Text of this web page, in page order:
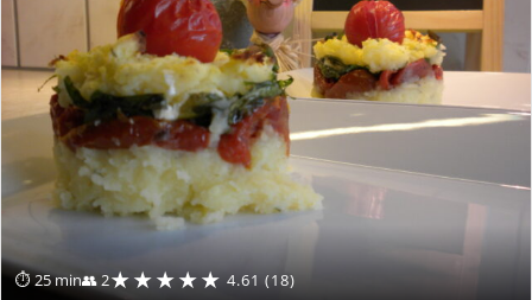
⏱ 25 min👥 2★★★★★ 4.61 (18)